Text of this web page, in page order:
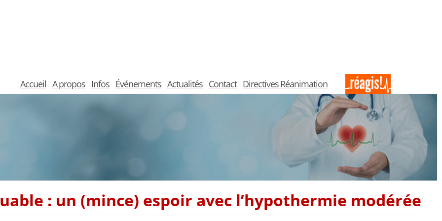
Accueil A propos Infos Événements Actualités Contact Directives Réanimation
: un (mince) espoir avec l’hypothermie modérée